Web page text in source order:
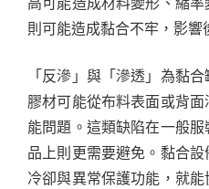
則可能造成黏合不牢，影響
「反滲」與「滲透」為黏
膠材可能從布料表面或背
能問題。這類缺陷在一般
品上則更需要避免。黏合
冷卻與異常保護功能，就